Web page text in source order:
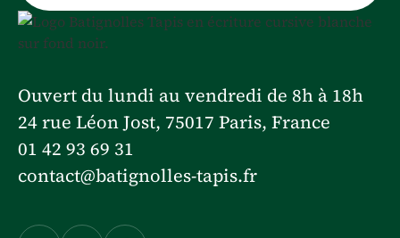
Ouvert du lundi au vendredi de 8h à 18h
24 rue Léon Jost, 75017 Paris, France
01 42 93 69 31
contact@batignolles-tapis.fr